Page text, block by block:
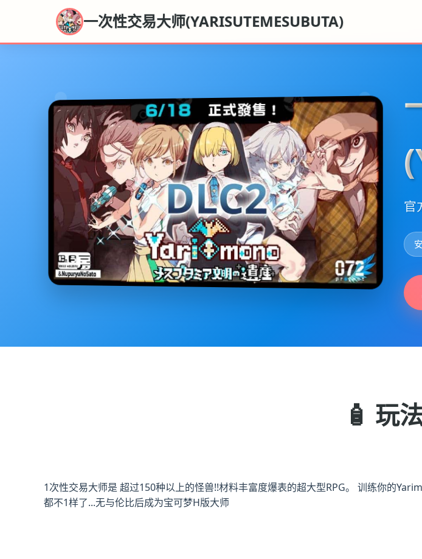
一次性交易大师(YARISUTEMESUBUTA)
官
🧴 玩
1次性交易大师是 超过150种以上的怪兽!!材料丰富度爆表的超大型RPG。 训练你的
都不1样了...无与伦比后成为宝可梦H版大师